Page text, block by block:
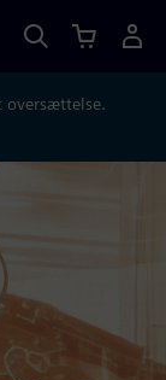
oversættelse.